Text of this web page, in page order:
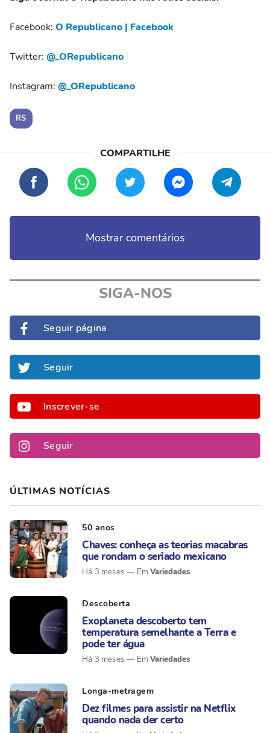
Facebook: O Republicano | Facebook
Twitter: @_ORepublicano
Instagram: @_ORepublicano
RS
Mostrar comentários
SIGA-NOS
Seguir página
Seguir
Inscrever-se
Seguir
ÚLTIMAS NOTÍCIAS
50 anos
Chaves: conheça as teorias macabras
que rondam o seriado mexicano
Há 3 meses Variedades
Descoberta
Exoplaneta descoberto tem
temperatura semelhante a Terra e
pode ter água
Há 3 meses Variedades
Longa-metragem
Dez filmes para assistir na Netflix
quando nada der certo